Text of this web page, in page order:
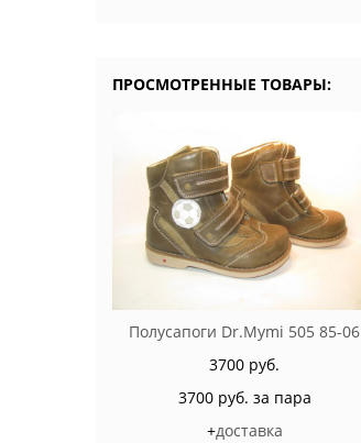
ПРОСМОТРЕННЫЕ ТОВАРЫ:
Полусапоги Dr.Mymi 505 85-06
3700 руб.
3700 руб. за пара
+доставка